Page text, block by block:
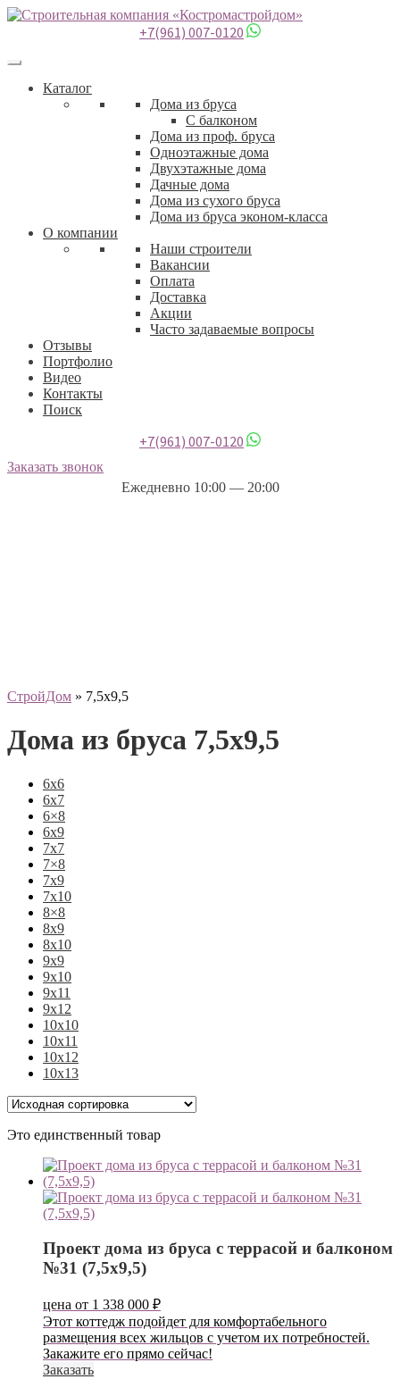
+7(961) 007-0120
Каталог
Дома из бруса
С балконом
Дома из проф. бруса
Одноэтажные дома
Двухэтажные дома
Дачные дома
Дома из сухого бруса
Дома из бруса эконом-класса
О компании
Наши строители
Вакансии
Оплата
Доставка
Акции
Часто задаваемые вопросы
Отзывы
Портфолио
Видео
Контакты
Поиск
+7(961) 007-0120
Заказать звонок
Ежедневно 10:00 — 20:00
СтройДом » 7,5х9,5
Дома из бруса 7,5х9,5
6х6
6х7
6×8
6х9
7х7
7×8
7х9
7х10
8×8
8х9
8х10
9х9
9х10
9х11
9х12
10х10
10х11
10х12
10х13
Это единственный товар
Проект дома из бруса с террасой и балконом
№31 (7,5х9,5)
цена от 1 338 000 ₽
Этот коттедж подойдет для комфортабельного
размещения всех жильцов с учетом их потребностей.
Закажите его прямо сейчас!
Заказать